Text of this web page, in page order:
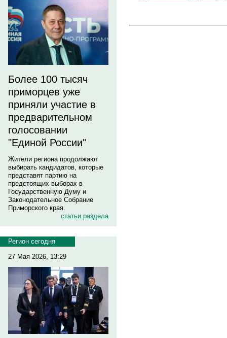
Более 100 тысяч
приморцев уже
приняли участие в
предварительном
голосовании
"Единой России"
Жители региона продолжают
выбирать кандидатов, которые
представят партию на
предстоящих выборах в
Государственную Думу и
Законодательное Собрание
Приморского края.
статьи раздела
Регион сегодня
27 Мая 2026, 13:29